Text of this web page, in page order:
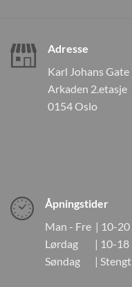
Adresse
Karl Johans Gate
Arkaden 2.etasje
0154 Oslo
Åpningstider
Man - Fre | 10-20
Lørdag | 10-18
Søndag | Stengt